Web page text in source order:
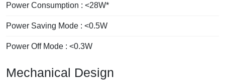
Power Consumption : <28W*
Power Saving Mode : <0.5W
Power Off Mode : <0.3W
Mechanical Design